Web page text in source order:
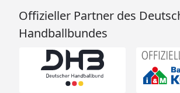
Offizieller Partner des
Handballbundes